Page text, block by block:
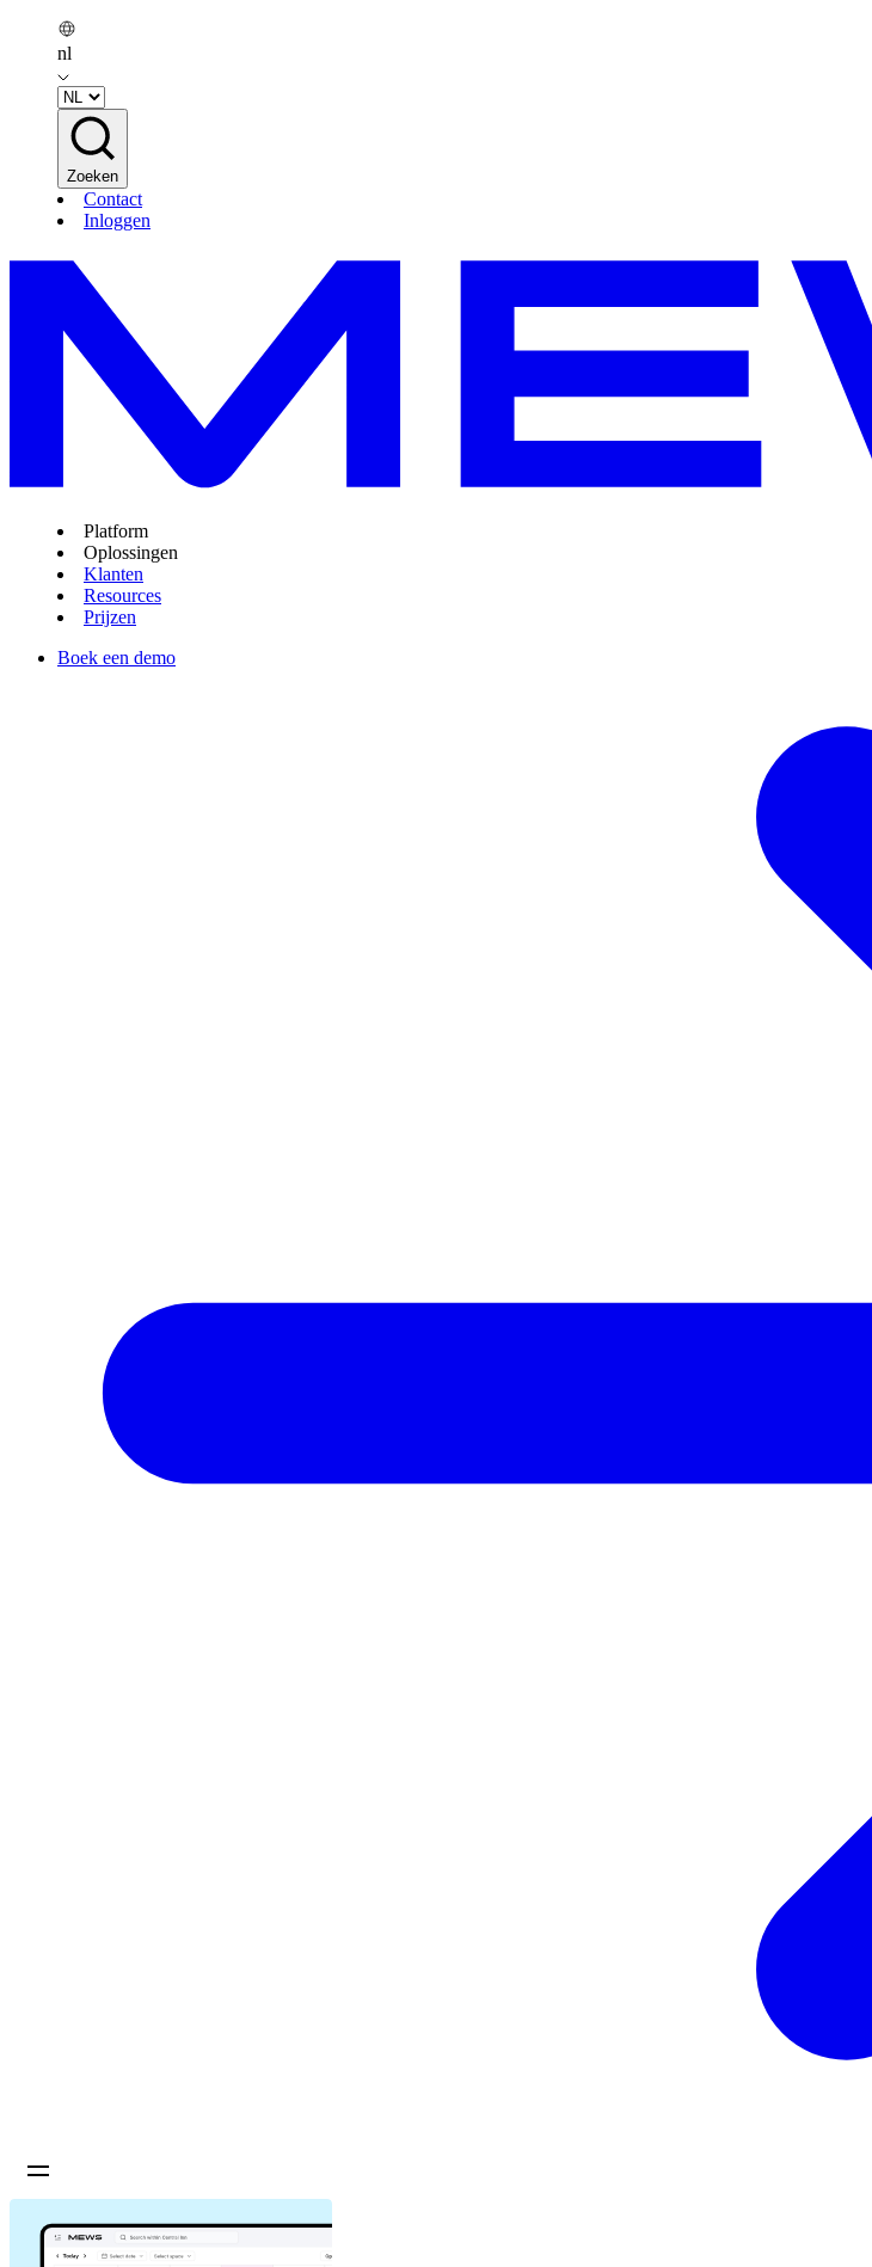
nl
Zoeken
Contact
Inloggen
Platform
Oplossingen
Klanten
Resources
Prijzen
Boek een demo